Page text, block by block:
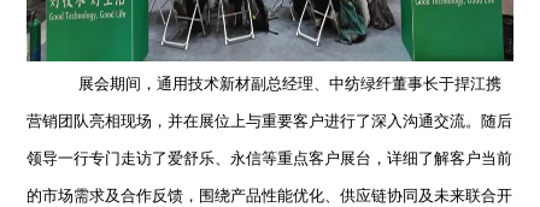
展会期间，通用技术新材副总经理、中纺绿纤董事长于捍江携
营销团队亮相现场，并在展位上与重要客户进行了深入沟通交流。随后
领导一行专门走访了爱舒乐、永信等重点客户展台，详细了解客户当前
的市场需求及合作反馈，围绕产品性能优化、供应链协同及未来联合开